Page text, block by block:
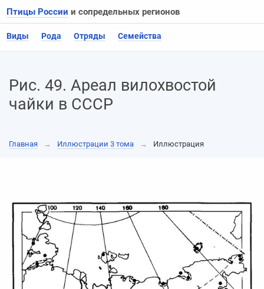
Птицы России и сопредельных регионов
Виды Рода Отряды Семейства
Рис. 49. Ареал вилохвостой
чайки в СССР
Главная → Иллюстрации 3 тома → Иллюстрация